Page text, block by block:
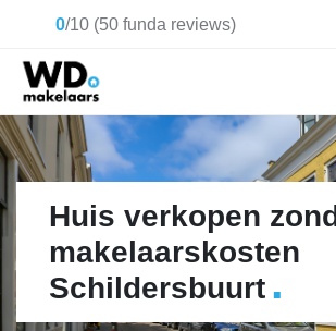
0/10 (50 funda reviews)
Huis verkopen
makelaarskosten
Schildersbuurt .